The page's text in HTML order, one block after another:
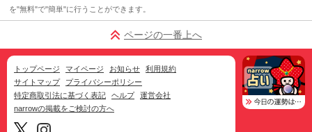
を"無料"で"簡単"に行うことができます。
ページの一番上へ
トップページ マイページ お知らせ
利用規約
サイトマップ
プライバシーポリシー
特定商取引法に基づく表記
ヘルプ
運営会社
narrowの掲載をご検討の方へ